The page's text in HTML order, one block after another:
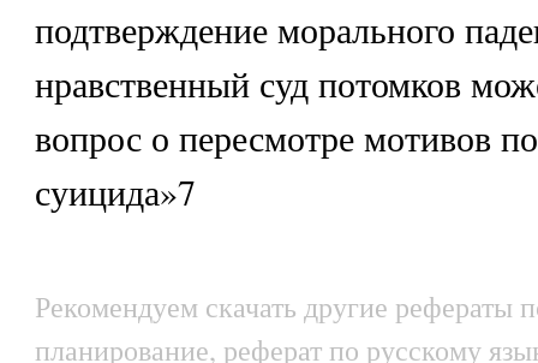
подтверждение морального
нравственный суд потомков
вопрос о пересмотре мотивов
суицида»7
Рекомендуем скачать другие рефераты
планирование, реферат по русскому